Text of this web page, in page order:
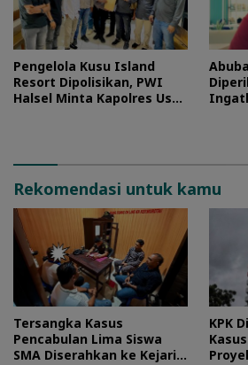
Pengelola Kusu Island
Resort Dipolisikan, PWI
Halsel Minta Kapolres Usut
Rekomendasi untuk kamu
Tersangka Kasus
Pencabulan Lima Siswa
SMA Diserahkan ke Kejari
KPK